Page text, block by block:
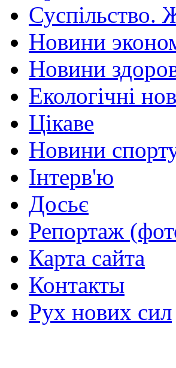
Суспільство.
Новини
Новини
Екологічні
Цікаве
Новини
Інтерв'ю
Досьє
Репортаж
Карта сайта
Контакты
Рух нових сил